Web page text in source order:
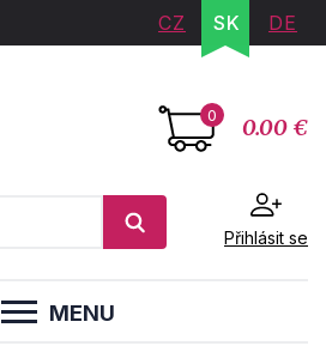
CZ SK DE
0 0.00 €
Přihlásit se
MENU